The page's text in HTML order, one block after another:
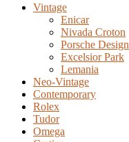
Vintage
Enicar
Nivada Croton
Porsche Design
Excelsior Park
Lemania
Neo-Vintage
Contemporary
Rolex
Tudor
Omega